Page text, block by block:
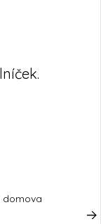
domova